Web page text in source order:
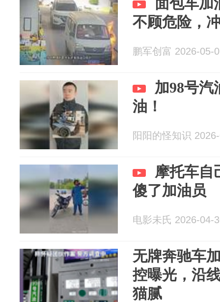
不顾危险，
鹏军创富 2026-05-
加98号汽
油！
阳阳的怪知识
摩托车自
傻了加油员
电影未氏 2026-04-
无牌奔驰车
控曝光，沿
猫腻